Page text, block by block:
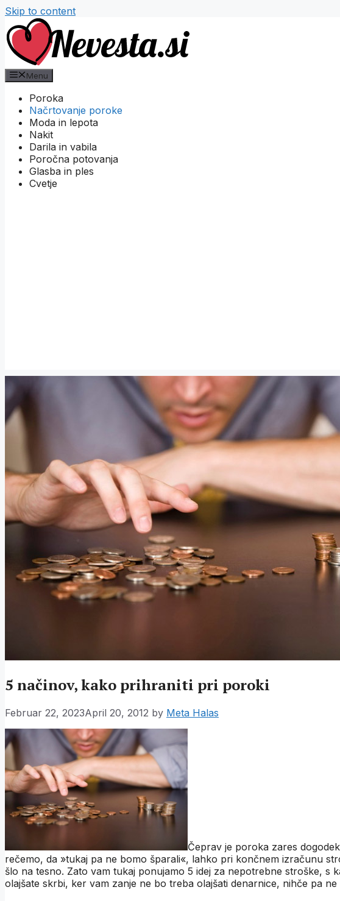
Skip to content
Menu
Poroka
Načrtovanje poroke
Moda in lepota
Nakit
Darila in vabila
Poročna potovanja
Glasba in ples
Cvetje
5 načinov, kako prihraniti pri poroki
Februar 22, 2023April 20, 2012 by Meta Halas
Čeprav je poroka zares
rečemo, da »tukaj pa ne bomo šparali«, lahko pri končnem izračunu
šlo na tesno. Zato vam tukaj ponujamo 5 idej za nepotrebne stroške, s
olajšate skrbi, ker vam zanje ne bo treba olajšati denarnice, nihče pa